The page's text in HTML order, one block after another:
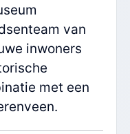
van
inwoners
met een